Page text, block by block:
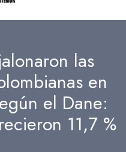
las
en
el Dane:
11,7 %